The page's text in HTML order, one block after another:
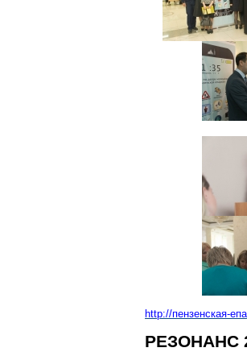
http://пензенская-
РЕЗОНАНС